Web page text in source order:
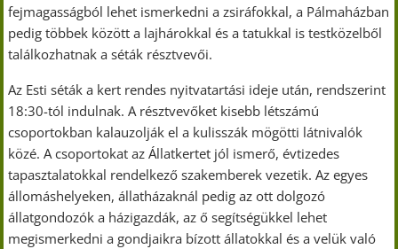
fejmagasságból lehet ismerkedni a zsiráfokkal, a Pálmaházban
pedig többek között a lajhárokkal és a tatukkal is testközelből
találkozhatnak a séták résztvevői.
Az Esti séták a kert rendes nyitvatartási ideje után, rendszerint
18:30-tól indulnak. A résztvevőket kisebb létszámú
csoportokban kalauzolják el a kulisszák mögötti látnivalók
közé. A csoportokat az Állatkertet jól ismerő, évtizedes
tapasztalatokkal rendelkező szakemberek vezetik. Az egyes
állomáshelyeken, állatházaknál pedig az ott dolgozó
állatgondozók a házigazdák, az ő segítségükkel lehet
megismerkedni a gondjaikra bízott állatokkal és a velük való